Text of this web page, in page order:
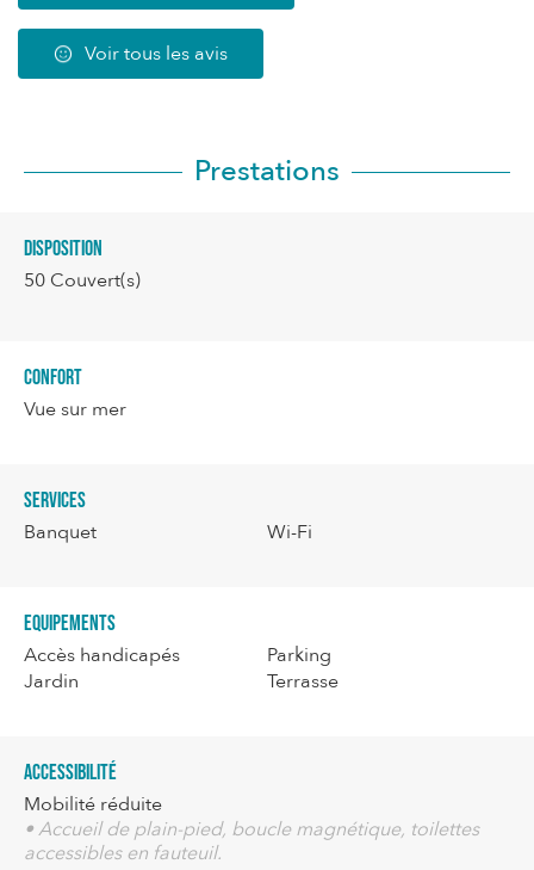
Voir tous les avis
Prestations
Disposition
50 Couvert(s)
Confort
Vue sur mer
Services
Banquet Wi-Fi
Equipements
Accès handicapés
Jardin
Parking
Terrasse
Accessibilité
Mobilité réduite
• Accueil de plain-pied, boucle magnétique, toilettes
accessibles en fauteuil.